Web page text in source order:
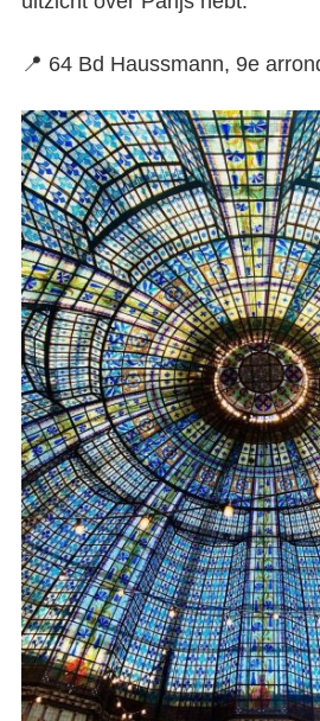
📍 64 Bd Haussmann, 9e